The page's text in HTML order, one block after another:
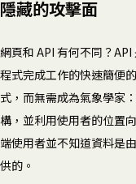
隱藏的攻擊面
網頁和 API 有何不同？
程式完成工作的快速簡便
式，而無需成為氣象學家
構，並利用使用者的位置
端使用者並不知道資料是
供的。